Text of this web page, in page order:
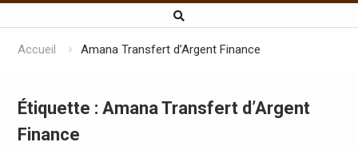
Accueil Amana Transfert d’Argent Finance
Étiquette : Amana Transfert d’Argent
Finance